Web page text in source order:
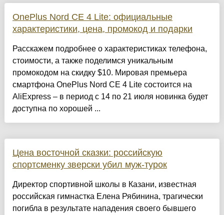
OnePlus Nord CE 4 Lite: официальные
характеристики, цена, промокод и подарки
Расскажем подробнее о характеристиках телефона,
стоимости, а также поделимся уникальным
промокодом на скидку $10. Мировая премьера
смартфона OnePlus Nord CE 4 Lite состоится на
AliExpress – в период с 14 по 21 июля новинка будет
доступна по хорошей ...
Цена восточной сказки: российскую
спортсменку зверски убил муж-турок
Директор спортивной школы в Казани, известная
российская гимнастка Елена Рябинина, трагически
погибла в результате нападения своего бывшего